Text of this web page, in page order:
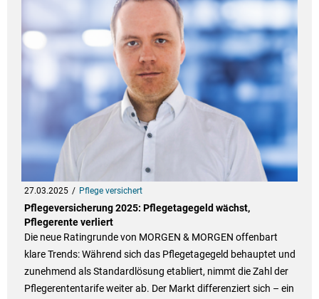
27.03.2025 Pflege versichert
Pflegeversicherung 2025: Pflegetagegeld wächst,
Pflegerente verliert
Die neue Ratingrunde von MORGEN & MORGEN offenbart
klare Trends: Während sich das Pflegetagegeld behauptet und
zunehmend als Standardlösung etabliert, nimmt die Zahl der
Pflegerententarife weiter ab. Der Markt differenziert sich – ein